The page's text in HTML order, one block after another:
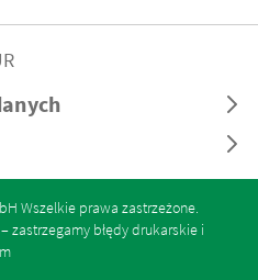
Wszelkie prawa zastrzeżone.
zastrzegamy błędy drukarskie i